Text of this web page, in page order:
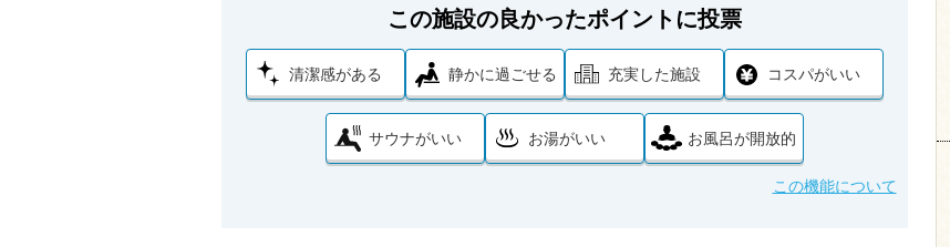
この施設の良かったポイントに投票
清潔感がある 静かに過ごせる 充実した施設 コスパがいい
サウナがいい お湯がいい お風呂が開放的
この機能について